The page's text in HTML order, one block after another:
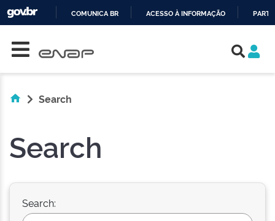
COMUNICA BR ACESSO À INFORMAÇÃO
Search
Search
Search: